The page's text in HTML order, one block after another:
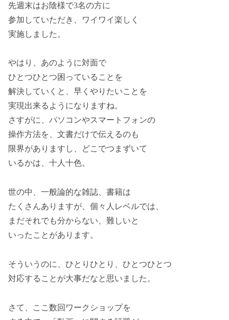
先週末はお陰様で3名の方に
参加していただき、ワイワイ楽しく
実施しました。
やはり、あのように対面で
ひとつひとつ困っていることを
解決していくと、早くやりたいことを
実現出来るようになりますね。
さすがに、パソコンやスマートフォンの
操作方法を、文書だけで伝えるのも
限界がありますし、どこでつまずいて
いるかは、十人十色。
世の中、一般論的な雑誌、書籍は
たくさんありますが、個々人レベルでは、
まだそれでも分からない、難しいと
いったことがあります。
そういうのに、ひとりひとり、ひとつひとつ
対応することが大事だなと思いました。
さて、ここ数回ワークショップを